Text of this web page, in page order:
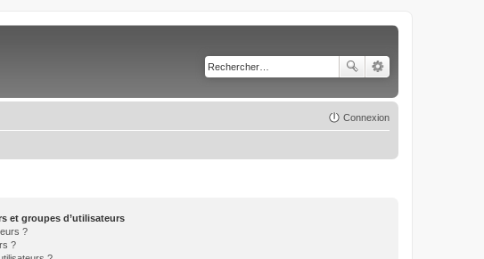
Connexion
et groupes d’utilisateurs
?
?